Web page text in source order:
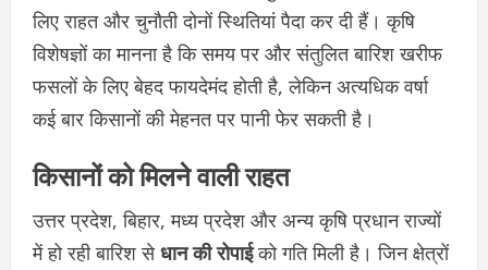
लिए राहत और चुनौती दोनों स्थितियां पैदा कर दी हैं। कृषि
विशेषज्ञों का मानना है कि समय पर और संतुलित बारिश खरीफ
फसलों के लिए बेहद फायदेमंद होती है, लेकिन अत्यधिक वर्षा
कई बार किसानों की मेहनत पर पानी फेर सकती है।
किसानों को मिलने वाली राहत
उत्तर प्रदेश, बिहार, मध्य प्रदेश और अन्य कृषि प्रधान राज्यों
में हो रही बारिश सेधान की रोपाईको गति मिली है। जिन क्षेत्रों